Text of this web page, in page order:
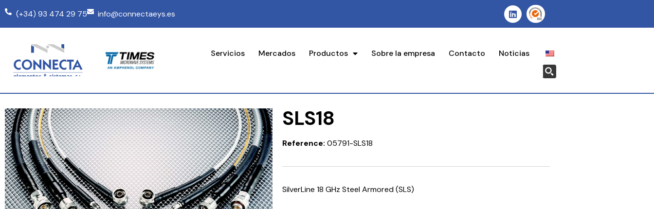
(+34) 93 474 29 75 info@connectaeys.es
Servicios Mercados Productos Sobre la empresa Contacto Noticias
SLS18
Reference: 05791-SLS18
SilverLine 18 GHz Steel Armored (SLS)